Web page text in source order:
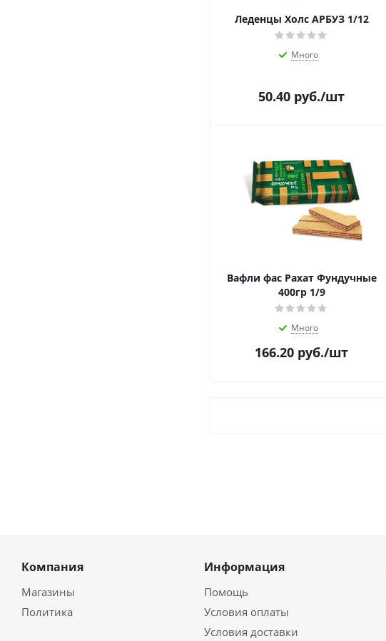
Леденцы Холс АРБУЗ 1/12
Много
50.40 руб./шт
Вафли фас Рахат Фундучные
400гр 1/9
Много
166.20 руб./шт
Компания
Магазины
Политика
Информация
Помощь
Условия оплаты
Условия доставки